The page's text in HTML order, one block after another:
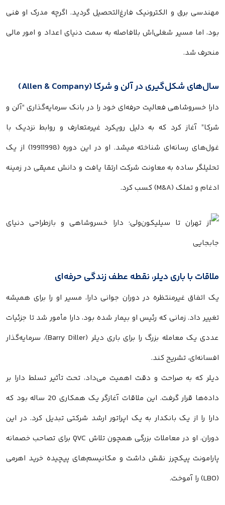
مهندسی برق و الکترونیک فارغ‌التحصیل گردید. اگرچه مدرک او فنی
بود، اما مسیر شغلی‌اش بلافاصله به سمت دنیای اعداد و امور مالی
منحرف شد.
سال‌های شکل‌گیری در آلن و شرکا (Allen & Company)
دارا خسروشاهی فعالیت حرفه‌ای خود را در بانک سرمایه‌گذاری “آلن و
شرکا” آغاز کرد که به دلیل رویکرد غیرمتعارف و روابط نزدیک با
غول‌های رسانه‌ای شناخته میشد. او در این دوره (19911998) از یک
تحلیلگر ساده به معاونت شرکت ارتقا یافت و دانش عمیقی در زمینه
ادغام و تملک (M&A) کسب کرد.
ملاقات با باری دیلر، نقطه عطف زندگی حرفه‌ای
یک اتفاق غیرمنتظره در دوران جوانی دارا، مسیر او را برای همیشه
تغییر داد. زمانی که رئیس او بیمار شده بود، دارا مأمور شد تا جزئیات
عددی یک معامله بزرگ را برای باری دیلر (Barry Diller)، سرمایه‌گذار
افسانه‌ای، تشریح کند.
دیلر که به صراحت و دقت اهمیت می‌داد، تحت تأثیر تسلط دارا بر
داده‌ها قرار گرفت. این ملاقات آغازگر یک همکاری 20 ساله بود که
دارا را از یک بانکدار به یک اپراتور ارشد شرکتی تبدیل کرد. در این
دوران، او در معاملات بزرگی همچون تلاش QVC برای تصاحب خصمانه
پارامونت پیکچرز نقش داشت و مکانیسم‌های پیچیده خرید اهرمی
(LBO) را آموخت.